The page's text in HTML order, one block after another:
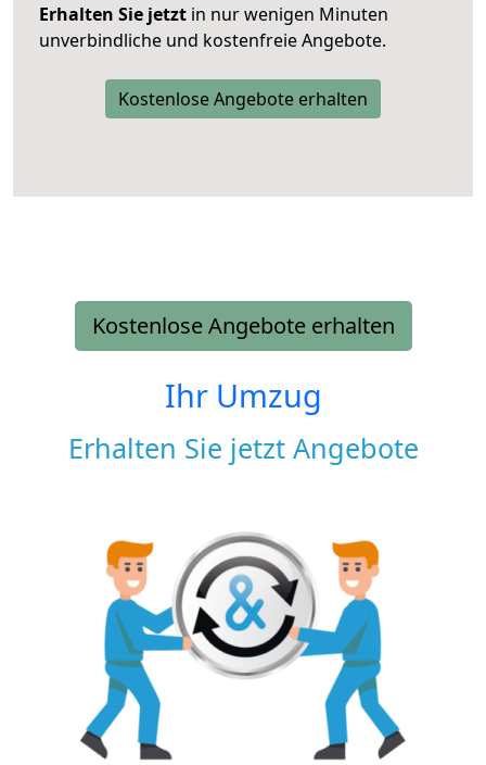
Erhalten Sie jetzt in nur wenigen Minuten
unverbindliche und kostenfreie Angebote.
Kostenlose Angebote erhalten
Kostenlose Angebote erhalten
Ihr Umzug
Erhalten Sie jetzt Angebote